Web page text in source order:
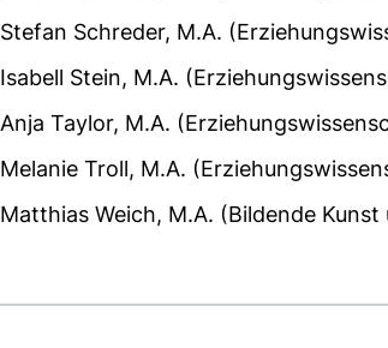
Stefan Schreder, M.A.
Isabell Stein, M.A.
Anja Taylor, M.A.
Melanie Troll, M.A.
Matthias Weich, M.A. (Bildende